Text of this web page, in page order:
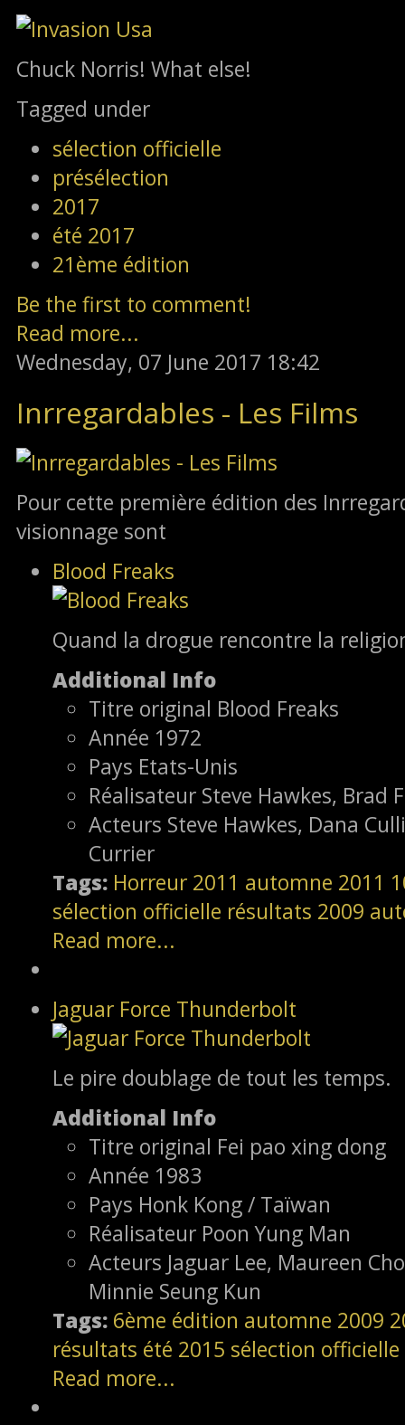
Chuck Norris! What else!
Tagged under
sélection officielle
présélection
2017
été 2017
21ème édition
Be the first to comment!
Read more...
Wednesday, 07 June 2017 18:42
Inrregardables - Les Films
Pour cette première édition des
visionnage sont
Blood Freaks
Quand la drogue rencontre la
Additional Info
Titre original Blood Freaks
Année 1972
Pays Etats-Unis
Réalisateur Steve Hawkes, Brad
Acteurs Steve Hawkes, Dana
Currier
Tags: Horreur 2011 automne 2011
sélection officielle résultats 2009
Read more...
Jaguar Force Thunderbolt
Le pire doublage de tout les temps.
Additional Info
Titre original Fei pao xing dong
Année 1983
Pays Honk Kong / Taïwan
Réalisateur Poon Yung Man
Acteurs Jaguar Lee, Maureen
Minnie Seung Kun
Tags: 6ème édition automne 2009
résultats été 2015 sélection officielle
Read more...